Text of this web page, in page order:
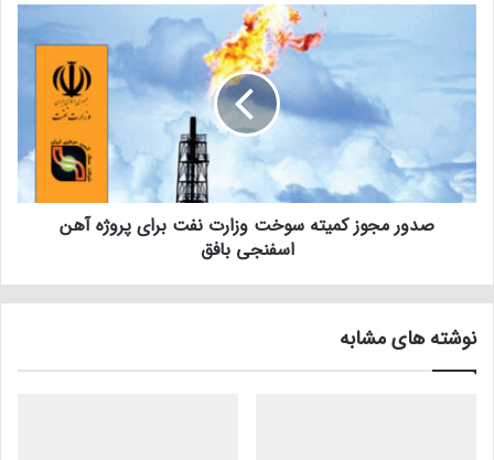
صدور مجوز کمیته سوخت وزارت نفت برای پروژه آهن
اسفنجی بافق
نوشته های مشابه